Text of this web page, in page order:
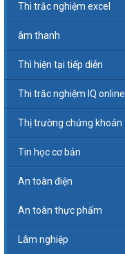
Thi trắc nghiệm excel
âm thanh
Thì hiện tại tiếp diễn
Thi trắc nghiệm IQ online
Thị trường chứng khoán
Tin học cơ bản
An toàn điện
An toàn thực phẩm
Lâm nghiệp